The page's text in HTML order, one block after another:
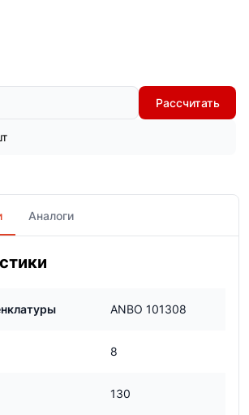
Рассчитать
Аналоги
ANBO 101308
8
130